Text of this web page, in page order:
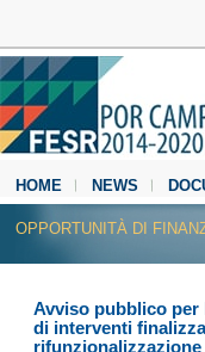
HOME NEWS
MEDIA CENTER
OPPORTUNITÀ DI
Avviso pubblico
di interventi